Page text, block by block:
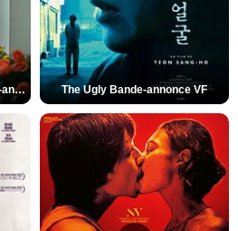
Des Fleurs pour Tokyo Bande-annonce VO STFR The Ugly Bande-annonce VF